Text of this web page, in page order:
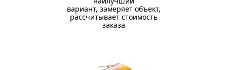
вариант, замеряет объект,
рассчитывает стоимость
заказа